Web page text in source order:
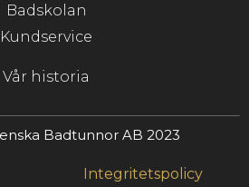
Badskolan
Kundservice
Vår historia
Badtunnor AB 2023
Integritetspolicy